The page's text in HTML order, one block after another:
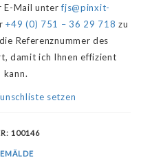
E-Mail unterfjs@pinxit-
+49 (0) 751 – 36 29 718 zu
Referenznummer des
damit ich Ihnen effizient
kann.
setzen
100146